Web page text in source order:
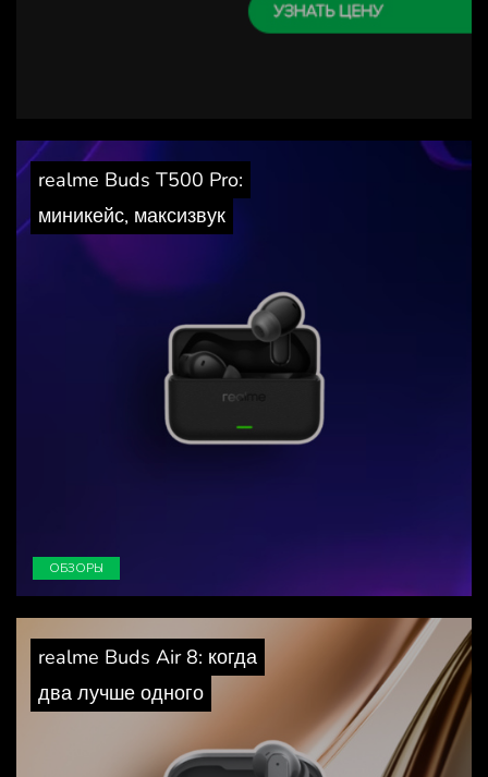
realme Buds T500 Pro:
миникейс, максизвук
ОБЗОРЫ
realme Buds Air 8: когда
два лучше одного